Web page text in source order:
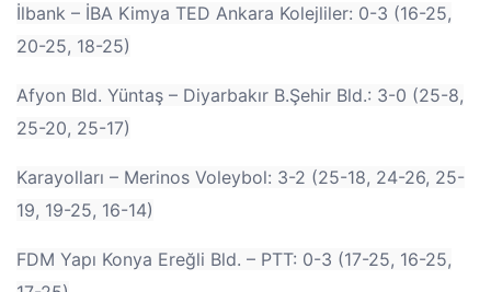
İlbank – İBA Kimya TED Ankara Kolejliler: 0-3 (16-25,
20-25, 18-25)
Afyon Bld. Yüntaş – Diyarbakır B.Şehir Bld.: 3-0 (25-8,
25-20, 25-17)
Karayolları – Merinos Voleybol: 3-2 (25-18, 24-26, 25-
19, 19-25, 16-14)
FDM Yapı Konya Ereğli Bld. – PTT: 0-3 (17-25, 16-25,